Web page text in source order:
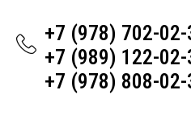
+7 (978) 702-02-
+7 (989) 122-02-
+7 (978) 808-02-